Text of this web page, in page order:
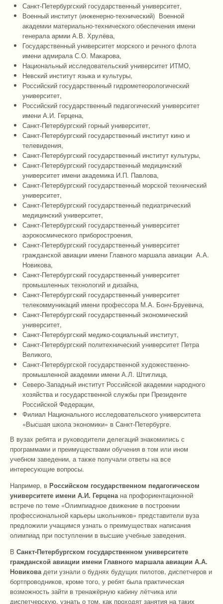
Санкт-Петербургский государственный университет,
Военный институт (инженерно-технический) Военной
академии материально-технического обеспечения имени
генерала армии А.В. Хрулёва,
Государственный университет морского и речного флота
имени адмирала С.О. Макарова,
Национальный исследовательский университет ИТМО,
Невский институт языка и культуры,
Российский государственный гидрометеорологический
университет,
Российский государственный педагогический университет
имени А.И. Герцена,
Санкт-Петербургский горный университет,
Санкт-Петербургский государственный институт кино и
телевидения,
Санкт-Петербургский государственный институт культуры,
Санкт-Петербургский государственный медицинский
университет имени академика И.П. Павлова,
Санкт-Петербургский государственный морской технический
университет,
Санкт-Петербургский государственный педиатрический
медицинский университет,
Санкт-Петербургский государственный университет
аэрокосмического приборостроения,
Санкт-Петербургский государственный университет
гражданской авиации имени Главного маршала авиации А.А.
Новикова,
Санкт-Петербургский государственный университет
промышленных технологий и дизайна,
Санкт-Петербургский государственный университет
телекоммуникаций имени профессора М.А. Бонч-Бруевича,
Санкт-Петербургский государственный экономический
университет,
Санкт-Петербургский медико-социальный институт,
Санкт-Петербургский политехнический университет Петра
Великого,
Санкт-Петербургской государственной художественно-
промышленной академии имени А.Л. Штиглица,
Северо-Западный институт Российской академии народного
хозяйства и государственной службы при Президенте
Российской Федерации,
Филиал Национального исследовательского университета
«Высшая школа экономики» в Санкт-Петербурге.
В вузах ребята и руководители делегаций знакомились с
программами и преимуществами обучения в том или ином
учебном заведении, а также получали ответы на все
интересующие вопросы.
Например, в Российском государственном педагогическом
университете имени А.И. Герцена на профориентационной
встрече по теме «Олимпиадное движение в построении
профессиональной карьеры школьников» представители вуза
предложили учащимся узнать о преимуществах написания
олимпиад при поступлении в высшие учебные заведения.
В Санкт-Петербургском государственном университете
гражданской авиации имени Главного маршала авиации А.А.
Новикова дети узнали о буднях будущих пилотов, диспетчеров и
бортпроводников, кроме того, у ребят была практическая
возможность зайти в тренажёрную кабину лётчика или
диспетчерскую, узнать о том, как проходят занятия на таких